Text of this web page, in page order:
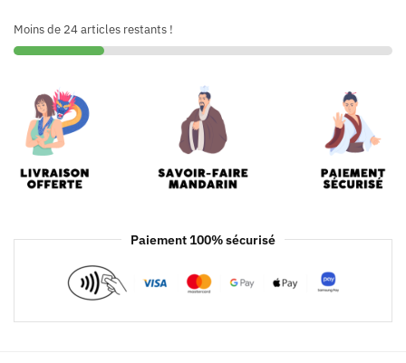
Moins de 24 articles restants !
Paiement 100% sécurisé